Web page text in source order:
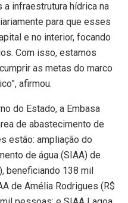
infraestrutura hídrica na
para que esses
e no interior, focando
Com isso, estamos
as metas do marco
afirmou.
do Estado, a Embasa
de abastecimento de
estão: ampliação do
de água (SIAA) de
beneficiando 138 mil
de Amélia Rodrigues (R$